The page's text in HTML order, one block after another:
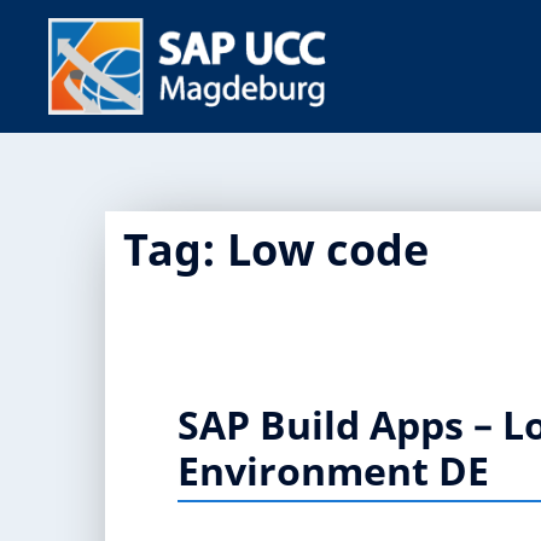
Tag: Low code
SAP Build Apps –
Environment DE